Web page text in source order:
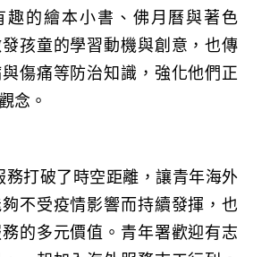
趣的繪本小書、佛月曆與著色
孩童的學習動機與創意，也傳
傷痛等防治知識，強化他們正
念。
破了時空距離，讓青年海外
不受疫情影響而持續發揮，也
的多元價值。青年署歡迎有志